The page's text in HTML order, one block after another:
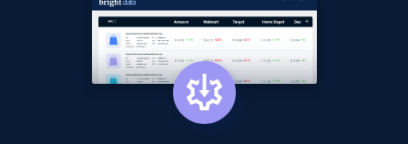
Rating, Reviews count, Initial price, Discount,
and more.
1.3K+ 175+ Comece agora